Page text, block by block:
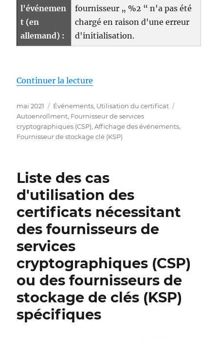
l'événemen
t (en
allemand) :
fournisseur „ %2 “ n'a pas été
chargé en raison d'une erreur
d'initialisation.
Continuer la lecture
Publié
le
mai 2021 Catégories
Événements Utilisation du certificat
Autoenrollment Fournisseur de services
cryptographiques (CSP) ,Affichage des événements
Fournisseur de stockage clé (KSP)
Liste des cas
d'utilisation des
certificats nécessitant
des fournisseurs de
services
cryptographiques (CSP)
ou des fournisseurs de
stockage de clés (KSP)
spécifiques